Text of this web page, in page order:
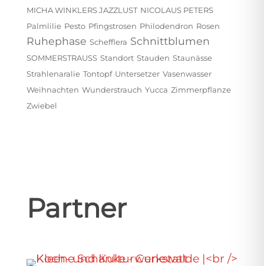
MICHA WINKLERS JAZZLUST NICOLAUS PETERS
Palmlilie Pesto Pfingstrosen Philodendron Rosen
Ruhephase Schefflera Schnittblumen
SOMMERSTRAUSS Standort Stauden Staunässe
Strahlenaralie Tontopf Untersetzer Vasenwasser
Weihnachten Wunderstrauch Yucca Zimmerpflanze
Zwiebel
Partner